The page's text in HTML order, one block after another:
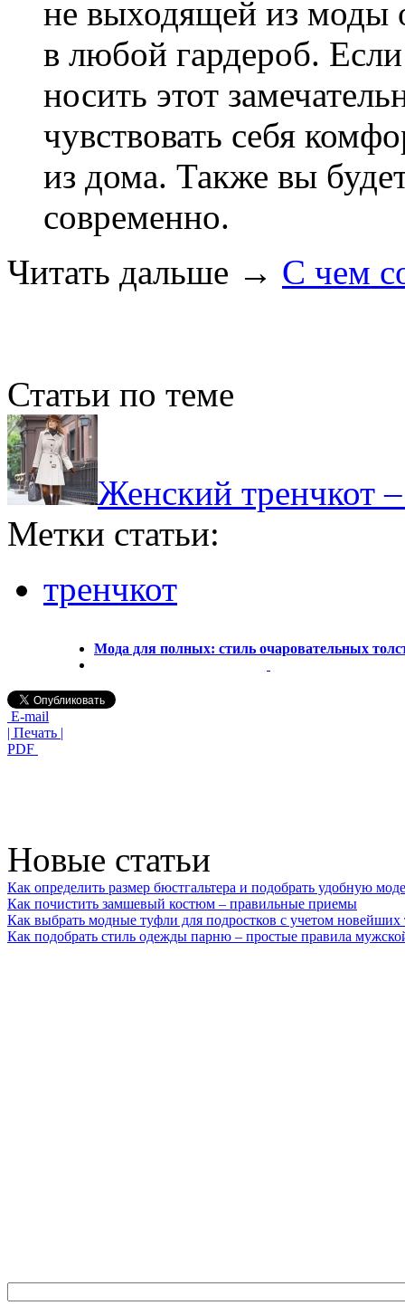
не выходящей из моды
в любой гардероб. Если
носить этот
чувствовать себя
из дома. Также вы
современно.
Читать дальше → С чем
Статьи по теме
Женский тренчкот
Метки статьи:
тренчкот
Мода для полных: стиль очаровательных
E-mail
| Печать |
PDF
Новые статьи
Как определить размер бюстгальтера и подобрать удобную
Как почистить замшевый костюм – правильные приемы
Как выбрать модные туфли для подростков с учетом новейших
Как подобрать стиль одежды парню – простые правила